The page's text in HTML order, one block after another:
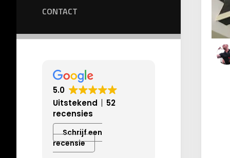
CONTACT
5.0
Uitstekend
52
recensies
Schrijf een
recensie